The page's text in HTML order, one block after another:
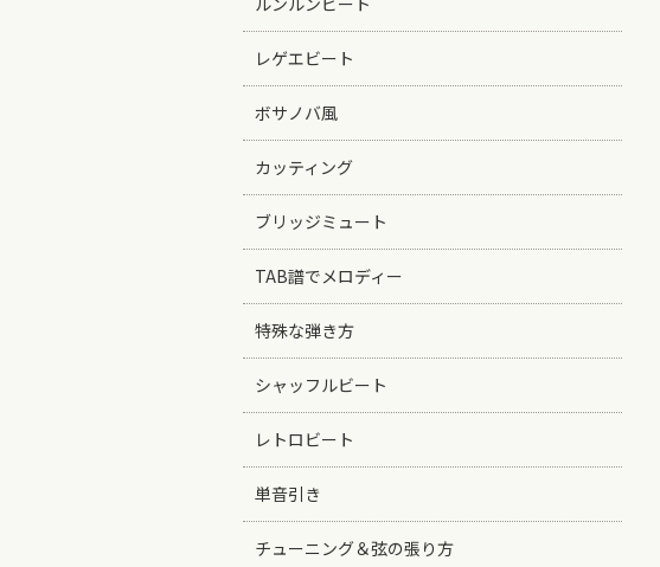
レゲエビート
ボサノバ風
カッティング
ブリッジミュート
TAB譜でメロディー
特殊な弾き方
シャッフルビート
レトロビート
単音引き
チューニング＆弦の張り方